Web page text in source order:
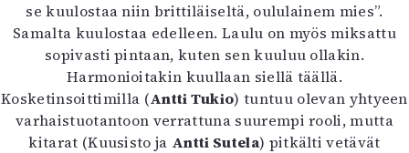
se kuulostaa niin brittiläiseltä, oululainem mies”.
Samalta kuulostaa edelleen. Laulu on myös miksattu
sopivasti pintaan, kuten sen kuuluu ollakin.
Harmonioitakin kuullaan siellä täällä.
Kosketinsoittimilla (Antti Tukio) tuntuu olevan yhtyeen
varhaistuotantoon verrattuna suurempi rooli, mutta
kitarat (Kuusisto ja Antti Sutela) pitkälti vetävät